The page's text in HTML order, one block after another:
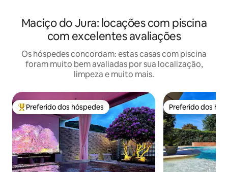
Maciço do Jura: locações com piscina
com excelentes avaliações
Os hóspedes concordam: estas casas com piscina
foram muito bem avaliadas por sua localização,
limpeza e muito mais.
Entre os melhores preferidos dos hóspedes
Preferido dos hóspedes Preferido dos
Preferido dos